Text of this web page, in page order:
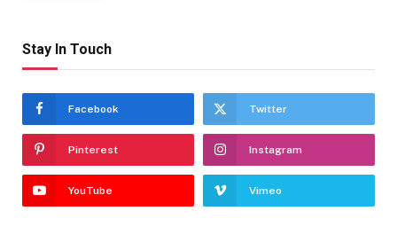
Stay In Touch
Facebook Twitter
Pinterest Instagram
YouTube Vimeo